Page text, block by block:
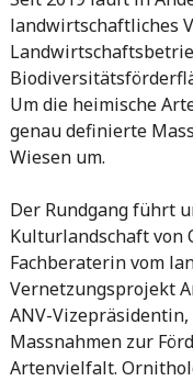
landwirtschaftliches
Um die heimische
genau definierte
Wiesen um.
Der Rundgang führt
Kulturlandschaft von
Fachberaterin vom
Vernetzungsprojekt
ANV-
Massnahmen zur
Artenvielfalt.